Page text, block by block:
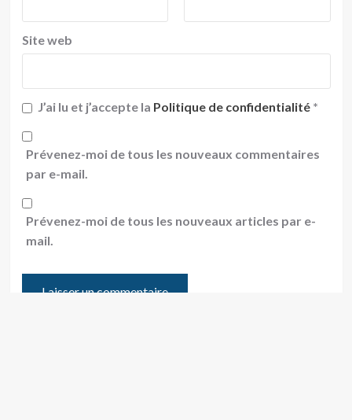
Site web
J’ai lu et j’accepte la Politique de confidentialité *
Prévenez-moi de tous les nouveaux commentaires
par e-mail.
Prévenez-moi de tous les nouveaux articles par e-
mail.